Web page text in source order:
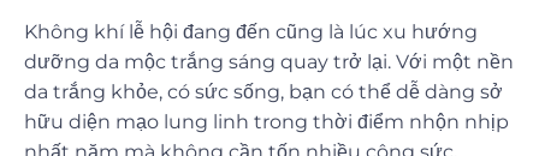
Không khí lễ hội đang đến cũng là lúc xu hướng
dưỡng da mộc trắng sáng quay trở lại. Với một nền
da trắng khỏe, có sức sống, bạn có thể dễ dàng sở
hữu diện mạo lung linh trong thời điểm nhộn nhịp